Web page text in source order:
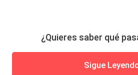
¿Quieres saber qué
Sigue